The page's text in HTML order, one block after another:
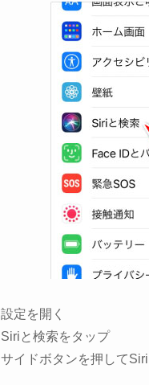
設定を開く
Siriと検索をタップ
サイドボタンを押して